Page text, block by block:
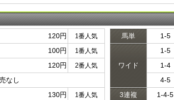
120円 1番人気
100円 1番人気
120円 2番人気
なし
130円
1番人気
馬単 1-5
ワイド
1-5
1-4
4-5
3連複 1-4-5